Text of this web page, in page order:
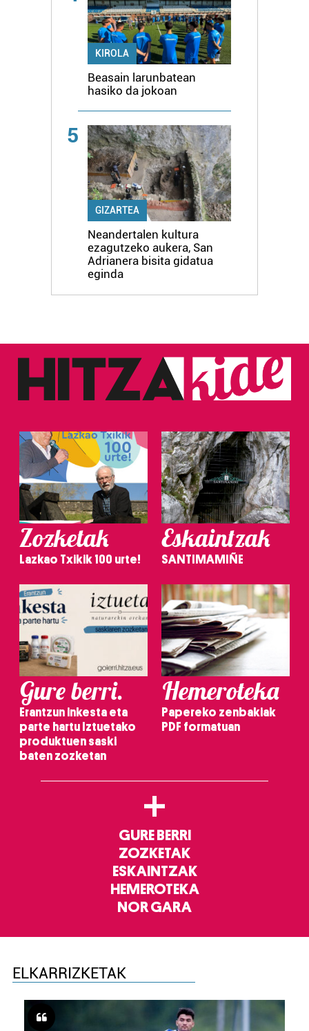
KIROLA
Beasain larunbatean
hasiko da jokoan
5
GIZARTEA
Neandertalen kultura
ezagutzeko aukera, San
Adrianera bisita gidatua
eginda
Zozketak
Lazkao Txikik 100 urte!
Eskaintzak
SANTIMAMIÑE
Gure berri.
Erantzun inkesta eta
parte hartu Iztuetako
produktuen saski
baten zozketan
Hemeroteka
Papereko zenbakiak
PDF formatuan
+
GURE BERRI
ZOZKETAK
ESKAINTZAK
HEMEROTEKA
NOR GARA
ELKARRIZKETAK